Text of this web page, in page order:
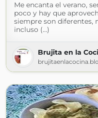
Me encanta el verano,
poco y hay que
siempre son diferentes,
incluso (...)
Brujita en la